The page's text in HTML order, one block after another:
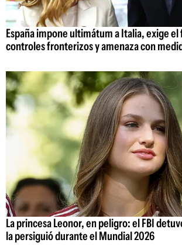
España impone ultimátum a Italia, exige el
controles fronterizos y amenaza con
La princesa Leonor, en peligro: el FBI
la persiguió durante el Mundial 2026